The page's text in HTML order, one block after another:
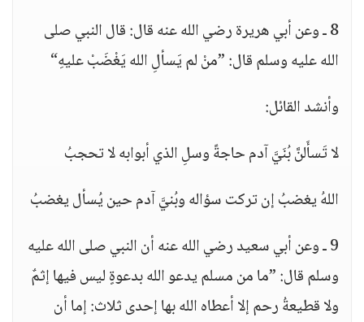
8 ـ وعن أبي هريرة رضي الله عنه قال: قال النبي صلى
الله عليه وسلم قال: ”منْ لم يَسألِ الله يَغْضَبْ عليهِ“
وأنشد القائل:
لا تَسأَلنَّ بُنَيَّ آدم حاجةً وسلِ الذي أبوابه لا تحجبُ
اللهُ يغضبُ إن تركت سؤاله وبُنيَّ آدم حين يُسأل يغضبُ
9 ـ وعن أبي سعيد رضي الله عنه أن النبي صلى الله عليه
وسلم قال: ”ما من مسلم يدعو الله بدعوةٍ ليس فيها إثمٌ
ولا قطيعةُ رحم إلا أعطاه الله بها إحدى ثلاث: إما أن